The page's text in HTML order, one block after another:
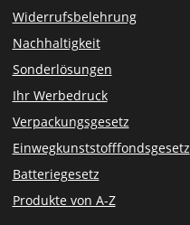
Widerrufsbelehrung
Nachhaltigkeit
Sonderlösungen
Ihr Werbedruck
Verpackungsgesetz
Einwegkunststofffondsgesetz
Batteriegesetz
Produkte von A-Z